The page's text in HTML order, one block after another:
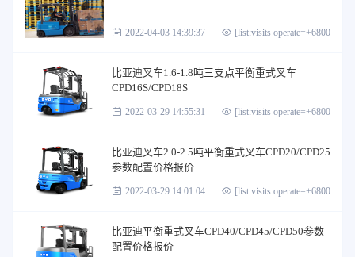
2022-04-03 14:39:37 [list:visits operate=+6800]
比亚迪叉车1.6-1.8吨三支点平衡重式叉车
CPD16S/CPD18S
2022-03-29 14:55:31 [list:visits operate=+6800]
比亚迪叉车2.0-2.5吨平衡重式叉车CPD20/CPD25
参数配置价格报价
2022-03-29 14:01:04 [list:visits operate=+6800]
比亚迪平衡重式叉车CPD40/CPD45/CPD50参数
配置价格报价